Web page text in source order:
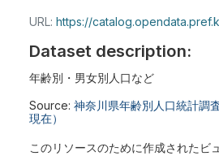
URL: https://catalog.opendata.pref.kanagawa.jp/dataset/5142fe38-e07b-4f31-b220-94c52a2c4366/
Dataset description:
年齢別・男女別人口など
Source: 神奈川県年齢別人口統計調
現在）
このリソースのために作成されたビ